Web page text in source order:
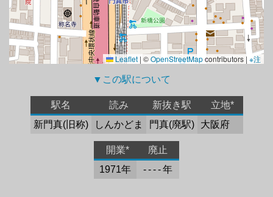
Leaflet | ©OpenStreetMapcontributors | ※注
▼この駅について
駅名 読み 新抜き駅
立地*
新門真(旧称)
しんかどま 門真(廃駅) 大阪府
開業*
廃止
1971年
- - - - 年